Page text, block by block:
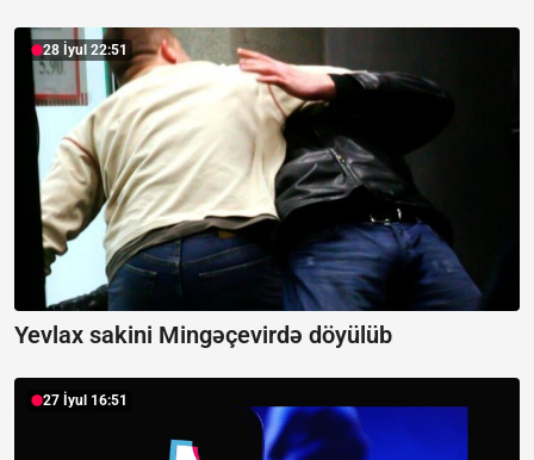
28 İyul 22:51
Yevlax sakini Mingəçevirdə döyülüb
27 İyul 16:51